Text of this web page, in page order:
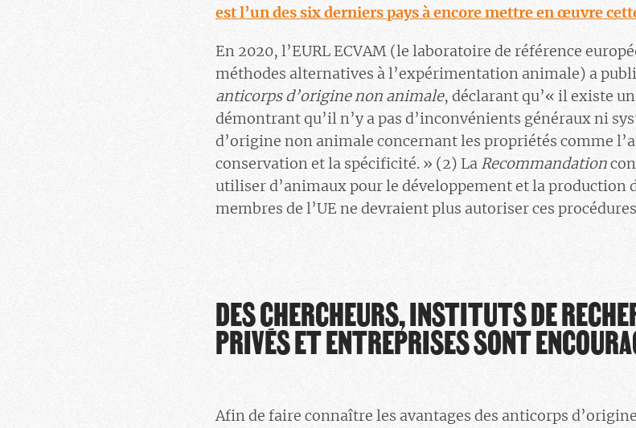
est l’un des six derniers pays à encore mettre en œuvre
En 2020, l’EURL ECVAM (le laboratoire de référence
méthodes alternatives à l’expérimentation animale) a
anticorps d’origine non animale, déclarant qu’« il existe
démontrant qu’il n’y a pas d’inconvénients généraux ni
d’origine non animale concernant les propriétés comme
conservation et la spécificité. » (2) La Recommandation
utiliser d’animaux pour le développement et la production
membres de l’UE ne devraient plus autoriser ces
DES CHERCHEURS, INSTITUTS DE
PRIVÉS ET ENTREPRISES SONT
Afin de faire connaître les avantages des anticorps